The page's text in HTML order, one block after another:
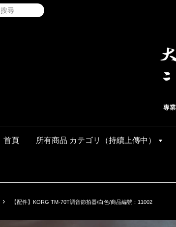
搜尋
首頁 所有商品 カテゴリ（持續上傳中）
› 【配件】KORG TM-70T調音節拍器/白色/商品編號：11002